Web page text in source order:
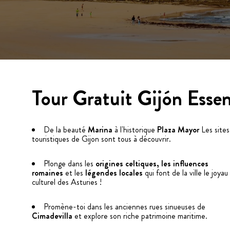
Tour Gratuit Gijón
De la beauté Marina à l'historique Plaza MayorLes sites
touristiques de Gijon sont tous à découvrir.
Plonge dans les origines celtiques, les influences
romaines et les légendes localesqui font de la ville le joyau
culturel des Asturies !
Promène-toi dans les anciennes rues sinueuses de
Cimadevilla et explore son riche patrimoine maritime.